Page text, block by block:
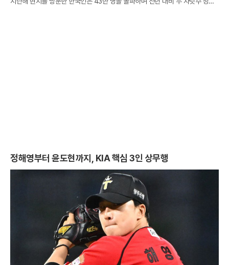
정해영부터 윤도현까지, KIA 핵심 3인 상무행